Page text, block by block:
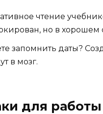
чтение
но в хорошем
запомнить даты?
в мозг.
для работы